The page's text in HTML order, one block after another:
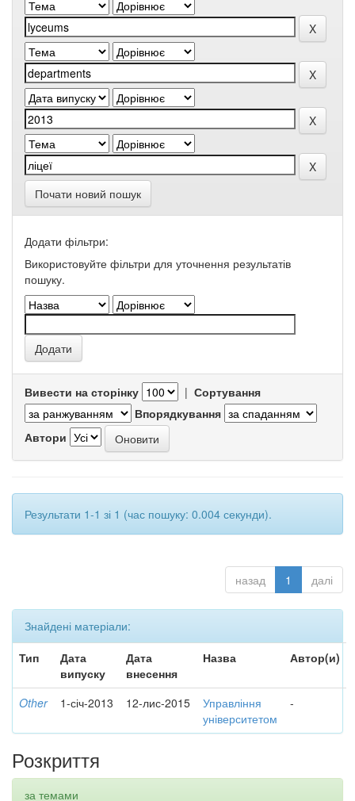
Почати новий пошук
Додати фільтри:
Використовуйте фільтри для уточнення результатів
пошуку.
Вивести на сторінку | Сортування
Впорядкування
Автори
Результати 1-1 зі 1 (час пошуку: 0.004 секунди).
назад 1 далі
Знайдені матеріали:
Тип
Дата
випуску
Дата
внесення
Назва Автор(и)
Other 1-січ-2013 12-лис-2015
Управління
університетом
-
Розкриття
за темами